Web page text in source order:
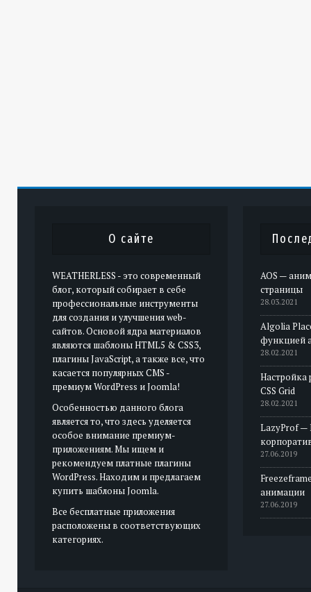
О сайте
WEATHERLESS - это современный
блог, который собирает в себе
профессиональные инструменты
для создания и улучшения web-
сайтов. Основой ядра материалов
являются шаблоны HTML5 & CSS3,
плагины JavaScript, а также все, что
касается популярных CMS -
премиум WordPress и Joomla!
Особенностью данного блога
является то, что здесь уделяется
особое внимание премиум-
приложениям. Мы ищем и
рекомендуем платные плагины
WordPress. Находим и предлагаем
купить шаблоны Joomla.
Все бесплатные приложения
расположены в соответствующих
категориях.
AOS —
страницы
28.03.2021
Algolia
функцией
28.02.2021
Настройка
CSS Grid
28.02.2021
LazyProf —
27.06.2019
анимации
27.06.2019